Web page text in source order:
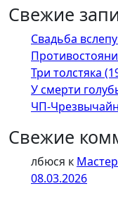
Свежие
Свадьба
Три толстяка
У смерти
ЧП-
Свежие
лбюся к
08.03.2026